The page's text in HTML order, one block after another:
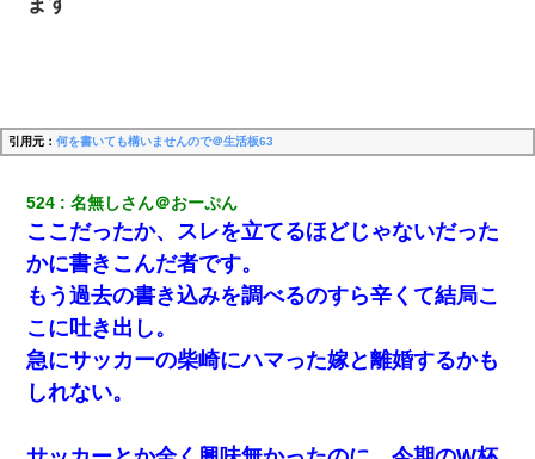
引用元： 何を書いても構いませんので＠生活板63
524 名無しさん＠おーぷん
ここだったか、スレを立てるほどじゃないだった
かに書きこんだ者です。
もう過去の書き込みを調べるのすら辛くて結局こ
こに吐き出し。
急にサッカーの柴崎にハマった嫁と離婚するかも
しれない。